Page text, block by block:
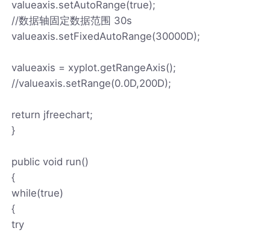
valueaxis.setAutoRange(true);
//数据轴固定数据范围 30s
valueaxis.setFixedAutoRange(30000D);
valueaxis = xyplot.getRangeAxis();
//valueaxis.setRange(0.0D,200D);
return jfreechart;
}
public void run()
{
while(true)
{
try